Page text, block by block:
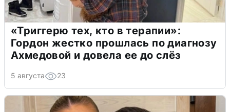
«Триггерю тех, кто в терапии»:
Гордон жестко прошлась по диагнозу
Ахмедовой и довела ее до слёз
5 августа 23